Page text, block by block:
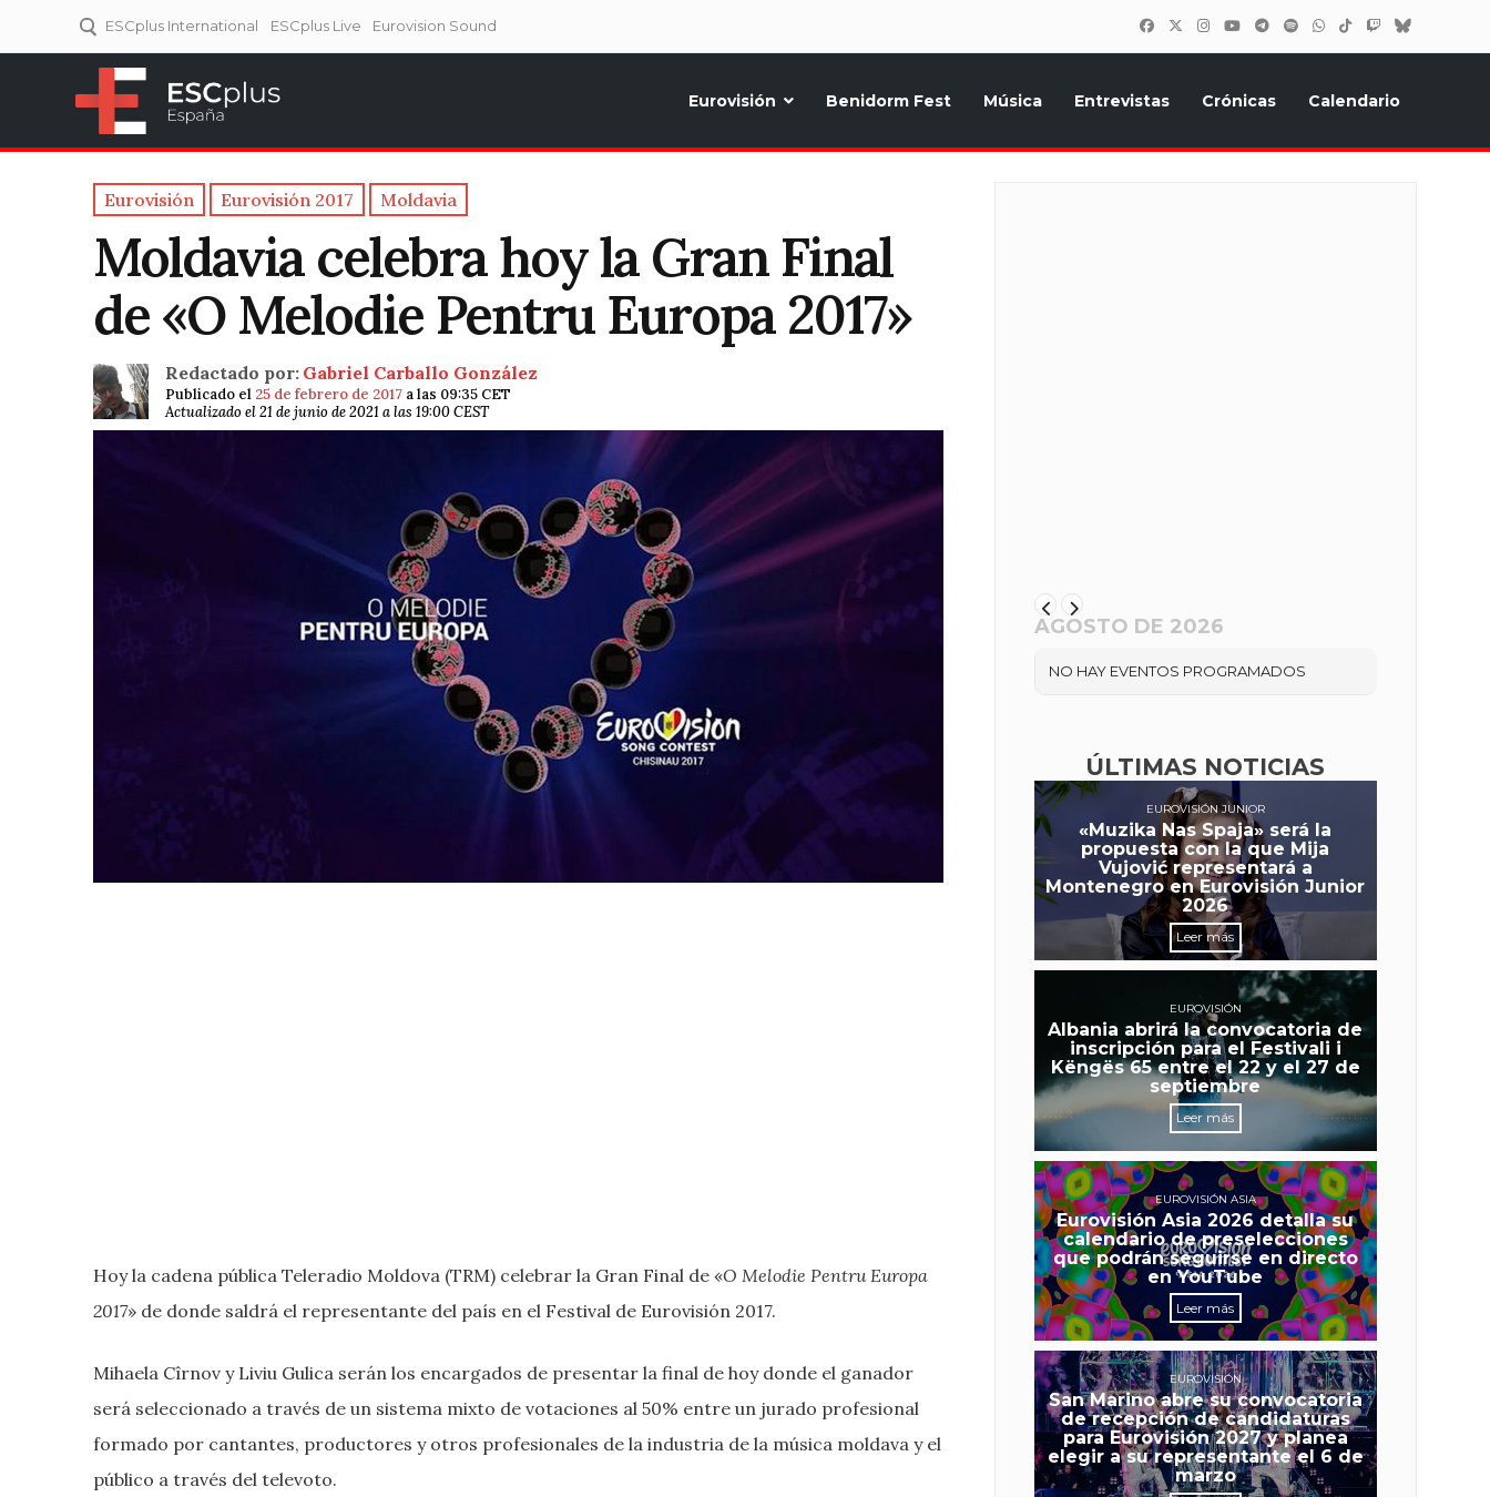
ESCplus International ESCplus Live Eurovision Sound
Eurovisión Benidorm Fest Música Entrevistas Crónicas Calendario
Eurovisión Eurovisión 2017 Moldavia
Moldavia celebra hoy la Gran Final
de «O Melodie Pentru Europa 2017»
Redactado por: Gabriel Carballo González
Publicado el 25 de febrero de 2017 a las 09:35 CET
Actualizado el 21 de junio de 2021 a las 19:00 CEST
Hoy la cadena pública Teleradio Moldova (TRM) celebrar la Gran Final de «O Melodie Pentru Europa
2017» de donde saldrá el representante del país en el Festival de Eurovisión 2017.
Mihaela Cîrnov y Liviu Gulica serán los encargados de presentar la final de hoy donde el ganador
será seleccionado a través de un sistema mixto de votaciones al 50% entre un jurado profesional
formado por cantantes, productores y otros profesionales de la industria de la música moldava y el
público a través del televoto.
AGOSTO DE 2026
NO HAY EVENTOS PROGRAMADOS
ÚLTIMAS NOTICIAS
EUROVISIÓN JUNIOR
«Muzika Nas Spaja» será la
propuesta con la que Mija
Vujović representará a
Montenegro en Eurovisión Junior
2026
Leer más
EUROVISIÓN
Albania abrirá la convocatoria de
inscripción para el Festivali i
Këngës 65 entre el 22 y el 27 de
septiembre
Leer más
EUROVISIÓN ASIA
Eurovisión Asia 2026 detalla su
calendario de preselecciones
que podrán seguirse en directo
en YouTube
Leer más
EUROVISIÓN
San Marino abre su convocatoria
de recepción de candidaturas
para Eurovisión 2027 y planea
elegir a su representante el 6 de
marzo